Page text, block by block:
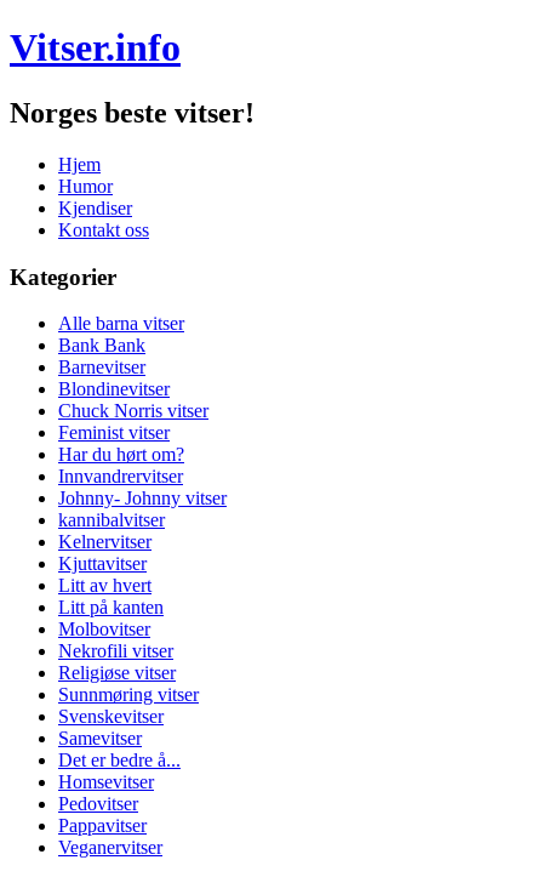
Vitser.info
Norges beste vitser!
Hjem
Humor
Kjendiser
Kontakt oss
Kategorier
Alle barna vitser
Bank Bank
Barnevitser
Blondinevitser
Chuck Norris vitser
Feminist vitser
Har du hørt om?
Innvandrervitser
Johnny- Johnny vitser
kannibalvitser
Kelnervitser
Kjuttavitser
Litt av hvert
Litt på kanten
Molbovitser
Nekrofili vitser
Religiøse vitser
Sunnmøring vitser
Svenskevitser
Samevitser
Det er bedre å...
Homsevitser
Pedovitser
Pappavitser
Veganervitser